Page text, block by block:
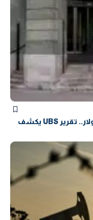
تنويع الأصول وتقليص الاعتماد على الدولار.. تقرير UBS يكشف